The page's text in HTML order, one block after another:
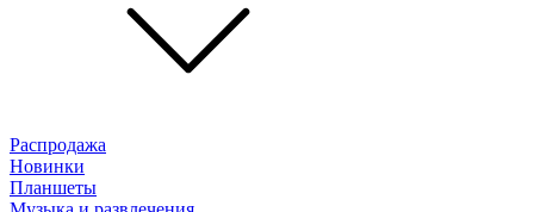
Распродажа
Новинки
Планшеты